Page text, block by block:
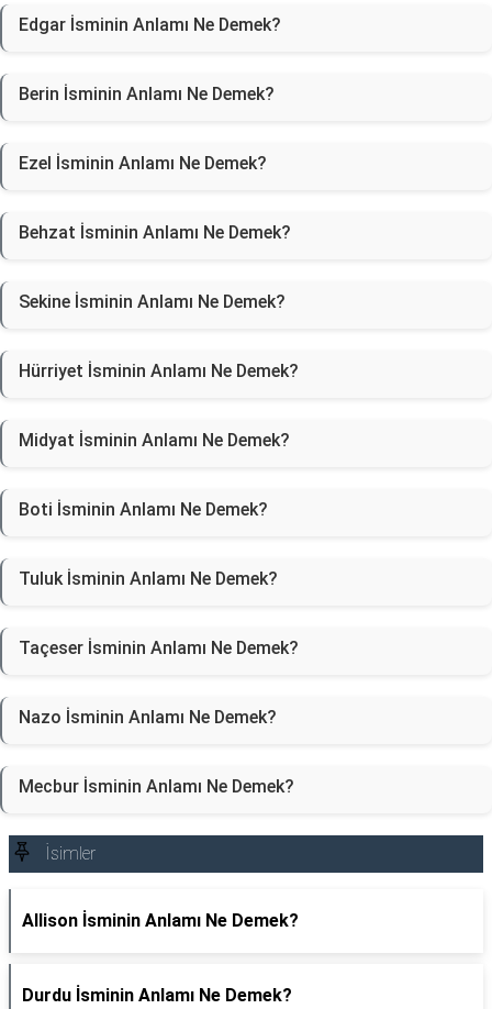
Edgar İsminin Anlamı Ne Demek?
Berin İsminin Anlamı Ne Demek?
Ezel İsminin Anlamı Ne Demek?
Behzat İsminin Anlamı Ne Demek?
Sekine İsminin Anlamı Ne Demek?
Hürriyet İsminin Anlamı Ne Demek?
Midyat İsminin Anlamı Ne Demek?
Boti İsminin Anlamı Ne Demek?
Tuluk İsminin Anlamı Ne Demek?
Taçeser İsminin Anlamı Ne Demek?
Nazo İsminin Anlamı Ne Demek?
Mecbur İsminin Anlamı Ne Demek?
İsimler
Allison İsminin Anlamı Ne Demek?
Durdu İsminin Anlamı Ne Demek?